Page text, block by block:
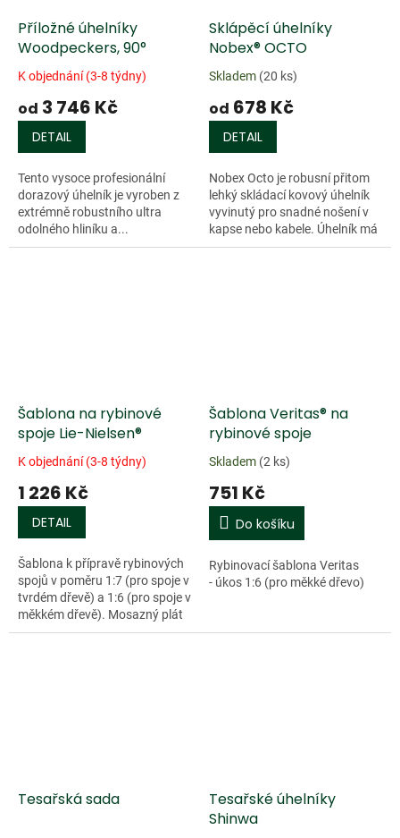
Příložné úhelníky
Woodpeckers, 90°
K objednání (3-8 týdny)
od 3 746 Kč
DETAIL
Tento vysoce profesionální
dorazový úhelník je vyroben z
extrémně robustního ultra
odolného hliníku a...
Sklápěcí úhelníky
Nobex® OCTO
Skladem (20 ks)
od 678 Kč
DETAIL
Nobex Octo je robusní přitom
lehký skládací kovový úhelník
vyvinutý pro snadné nošení v
kapse nebo kabele. Úhelník má
přednastaveno osm pozic po
Šablona na rybinové
spoje Lie-Nielsen®
K objednání (3-8 týdny)
1 226 Kč
DETAIL
Šablona k přípravě rybinových
spojů v poměru 1:7 (pro spoje v
tvrdém dřevě) a 1:6 (pro spoje v
měkkém dřevě). Mosazný plát
se zasazenou dřevěnou deskou
Šablona Veritas® na
rybinové spoje
Skladem (2 ks)
751 Kč
Do košíku
Rybinovací šablona Veritas
- úkos 1:6 (pro měkké dřevo)
Tesařská sada
Tesařské úhelníky
Shinwa